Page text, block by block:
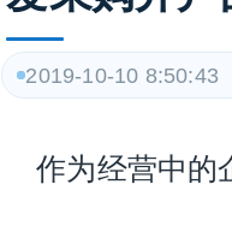
2019-10-10 8:50:43
作为经营中的